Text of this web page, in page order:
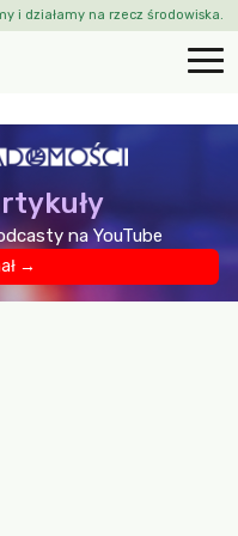
i działamy na rzecz środowiska.
na YouTube
→